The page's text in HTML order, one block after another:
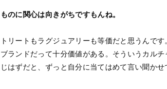
のに関心は向きがちですもんね。
リートもラグジュアリーも等価だと思うんで
ランドだって十分価値がある。そういうカル
はずだと、ずっと自分に当てはめて言い聞かせ